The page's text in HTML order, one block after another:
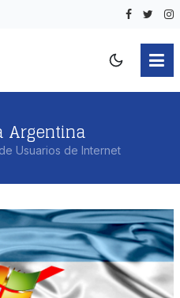
Argentina
Usuarios de Internet